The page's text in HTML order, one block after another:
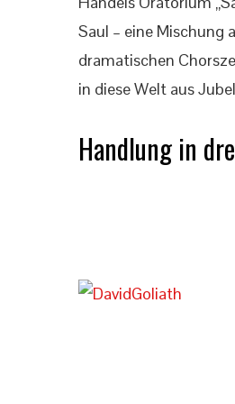
Saul – eine Mischung
dramatischen
in diese Welt aus
Handlung in